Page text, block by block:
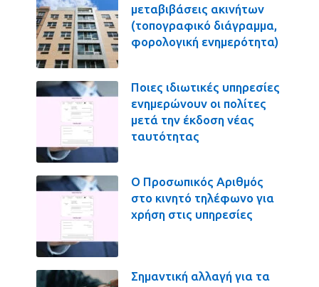
μεταβιβάσεις ακινήτων
(τοπογραφικό διάγραμμα,
φορολογική ενημερότητα)
Ποιες ιδιωτικές υπηρεσίες
ενημερώνουν οι πολίτες
μετά την έκδοση νέας
ταυτότητας
Ο Προσωπικός Αριθμός
στο κινητό τηλέφωνο για
χρήση στις υπηρεσίες
Σημαντική αλλαγή για τα